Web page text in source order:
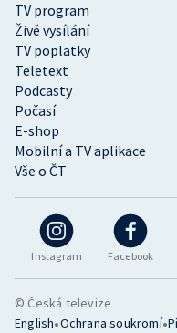
Instagram Facebook
TV program
Živé vysílání
TV poplatky
Teletext
Podcasty
Počasí
E-shop
Mobilní a TV aplikace
Vše o ČT
© Česká televize
English•Ochrana soukromí•